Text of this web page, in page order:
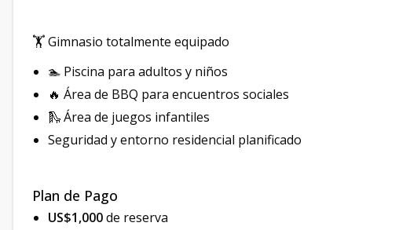
🏋️ Gimnasio totalmente equipado
🏊 Piscina para adultos y niños
🔥 Área de BBQ para encuentros sociales
🛝 Área de juegos infantiles
Seguridad y entorno residencial planificado
Plan de Pago
US$1,000de reserva